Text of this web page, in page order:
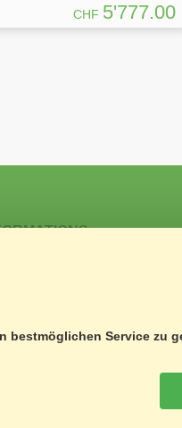
CHF 5'777.00
Service zu